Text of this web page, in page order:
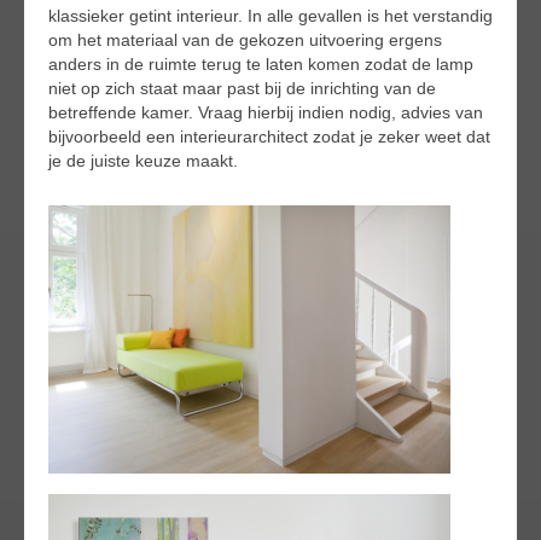
klassieker getint interieur. In alle gevallen is het verstandig
om het materiaal van de gekozen uitvoering ergens
anders in de ruimte terug te laten komen zodat de lamp
niet op zich staat maar past bij de inrichting van de
betreffende kamer. Vraag hierbij indien nodig, advies van
bijvoorbeeld een interieurarchitect zodat je zeker weet dat
je de juiste keuze maakt.